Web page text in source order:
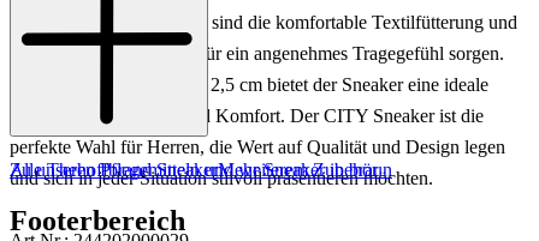
Besonders hervorzuheben sind die komfortable Textilfütterung und
die Textilinnensohle, die für ein angenehmes Tragegefühl sorgen.
Mit einer Absatzhöhe von 2,5 cm bietet der Sneaker eine ideale
Balance zwischen Stil und Komfort. Der CITY Sneaker ist die
perfekte Wahl für Herren, die Wert auf Qualität und Design legen
und sich in jeder Situation stilvoll präsentieren möchten.
Zu unseren Pflegemitteln und weiterem Zubehör
Alle Thehoffbrand SneakerMehr Sneaker in braun
Footerbereich